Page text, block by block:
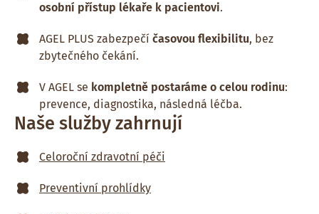
osobní přístup lékaře k pacientovi.
AGEL PLUS zabezpečí časovou flexibilitu, bez
zbytečného čekání.
V AGEL se kompletně postaráme o celou rodinu:
prevence, diagnostika, následná léčba.
Naše služby zahrnují
Celoroční zdravotní péči
Preventivní prohlídky